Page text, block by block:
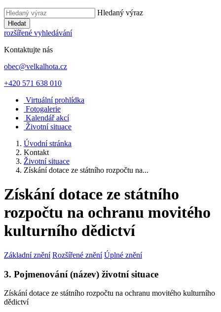
Hledaný výraz
Hledat
rozšířené vyhledávání
Kontaktujte nás
obec@velkalhota.cz
+420 571 638 010
Virtuální prohlídka
Fotogalerie
Kalendář akcí
Životní situace
Úvodní stránka
Kontakt
Životní situace
Získání dotace ze státního rozpočtu na...
Získání dotace ze státního
rozpočtu na ochranu movitého
kulturního dědictví
Základní znění Rozšířené znění Úplné znění
3. Pojmenování (název) životní situace
Získání dotace ze státního rozpočtu na ochranu movitého kulturního
dědictví